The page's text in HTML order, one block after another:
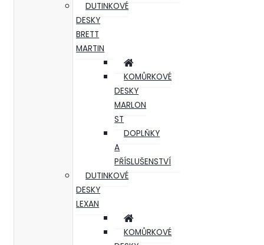
DUTINKOVÉ
DESKY
BRETT
MARTIN
KOMŮRKOVÉ
DESKY
MARLON
ST
DOPLŇKY
A
PŘÍSLUŠENSTVÍ
DUTINKOVÉ
DESKY
LEXAN
KOMŮRKOVÉ